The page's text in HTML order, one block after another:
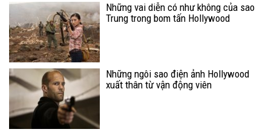
Những vai diễn có như không của sao
Trung trong bom tấn Hollywood
Những ngôi sao điện ảnh Hollywood
xuất thân từ vận động viên